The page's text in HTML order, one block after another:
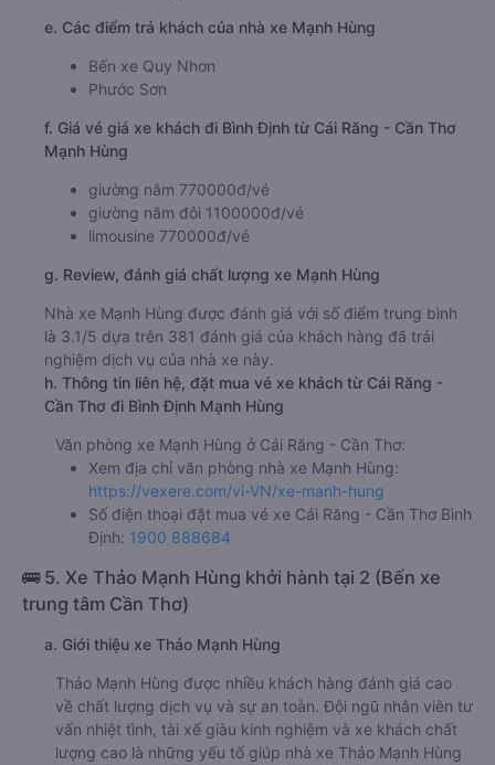
e. Các điểm trả khách của nhà xe Mạnh Hùng
Bến xe Quy Nhơn
Phước Sơn
f. Giá vé giá xe khách đi Bình Định từ Cái Răng - Cần Thơ
Mạnh Hùng
giường nằm 770000đ/vé
giường nằm đôi 1100000đ/vé
limousine 770000đ/vé
g. Review, đánh giá chất lượng xe Mạnh Hùng
Nhà xe Mạnh Hùng được đánh giá với số điểm trung bình
là 3.1/5 dựa trên 381 đánh giá của khách hàng đã trải
nghiệm dịch vụ của nhà xe này.
h. Thông tin liên hệ, đặt mua vé xe khách từ Cái Răng -
Cần Thơ đi Bình Định Mạnh Hùng
Văn phòng xe Mạnh Hùng ở Cái Răng - Cần Thơ:
Xem địa chỉ văn phòng nhà xe Mạnh Hùng:
https://vexere.com/vi-VN/xe-manh-hung
Số điện thoại đặt mua vé xe Cái Răng - Cần Thơ Bình
Định: 1900 888684
🚌 5. Xe Thảo Mạnh Hùng khởi hành tại 2 (Bến xe
trung tâm Cần Thơ)
a. Giới thiệu xe Thảo Mạnh Hùng
Thảo Mạnh Hùng được nhiều khách hàng đánh giá cao
về chất lượng dịch vụ và sự an toàn. Đội ngũ nhân viên tư
vấn nhiệt tình, tài xế giàu kinh nghiệm và xe khách chất
lượng cao là những yếu tố giúp nhà xe Thảo Mạnh Hùng